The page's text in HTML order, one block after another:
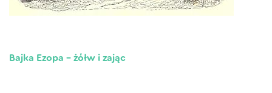
Bajka Ezopa – żółw i zając